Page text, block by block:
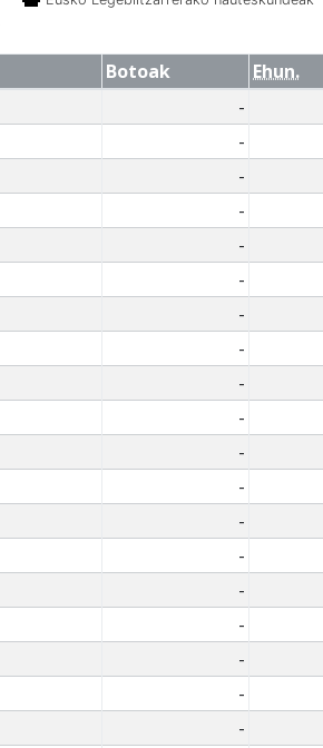
Botoak Ehun.
-
-
-
-
-
-
-
-
-
-
-
-
-
-
-
-
-
-
-